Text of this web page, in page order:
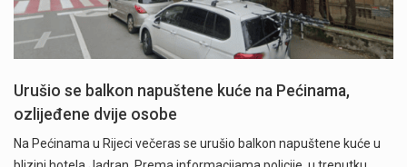
Urušio se balkon napuštene kuće na Pećinama,
ozlijeđene dvije osobe
Na Pećinama u Rijeci večeras se urušio balkon napuštene kuće u